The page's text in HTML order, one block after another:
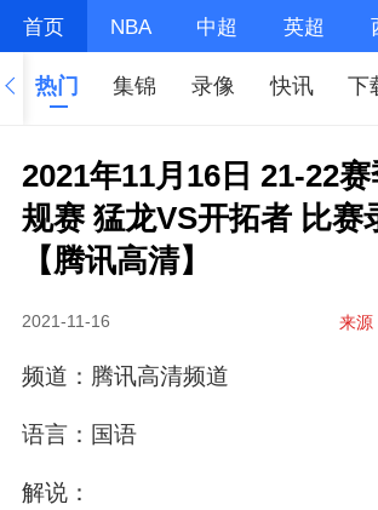
首页 NBA 中超 英超
热门 集锦 录像 快讯 下
2021年11月16日 21-22
规赛 猛龙VS开拓者 比赛
【腾讯高清】
2021-11-16 来源
频道：腾讯高清频道
语言：国语
解说：